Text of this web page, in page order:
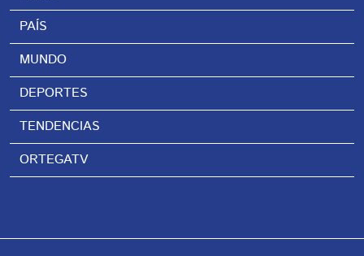
PAÍS
MUNDO
DEPORTES
TENDENCIAS
ORTEGATV